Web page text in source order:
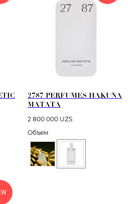
2787 PERFUMES HAKUNA
MATATA
2 800 000 UZS
Объем